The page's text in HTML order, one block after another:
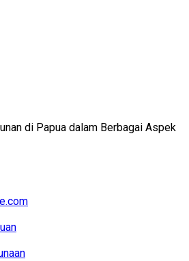
di Papua dalam Berbagai Aspek